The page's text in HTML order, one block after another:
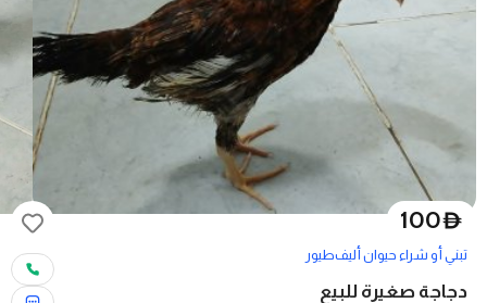
D
100
تبني أو شراء حيوان أليفطيور
دجاجة صغيرة للبيع